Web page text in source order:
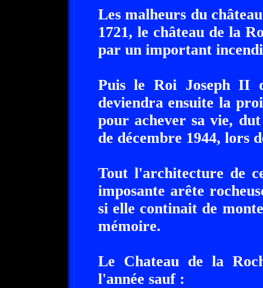
Les malheurs du
1721, le château de la
par un important
Puis le Roi Joseph II
deviendra ensuite la
pour achever sa vie,
de décembre 1944, lors
Tout l'architecture de
imposante arête
si elle continait de
mémoire.
Le Chateau de la
l'année sauf :